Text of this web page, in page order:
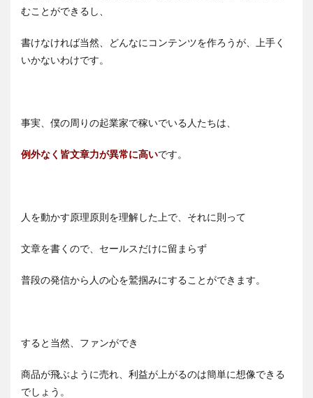
むことができるし、
書けなければ当然、どんなにコンテンツを作ろうが、上手く
いかないわけです。
事実、僕の周りの起業家で稼いでいる人たちは、
例外なく皆文章力が異常に高いです。
人を動かす原理原則を理解した上で、それに則って
文章を書くので、セールスだけに留まらず
普段の発信から人の心を鷲掴みにすることができます。
すると当然、ファンができ
商品が飛ぶように売れ、利益が上がるのは簡単に想像できる
でしょう。